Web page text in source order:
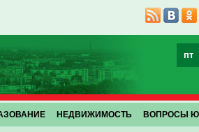
пт
НЕДВИЖИМОСТЬ ВОПРОСЫ